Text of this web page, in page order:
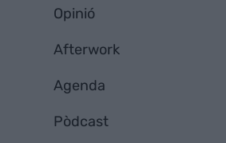
Opinió
Afterwork
Agenda
Pòdcast